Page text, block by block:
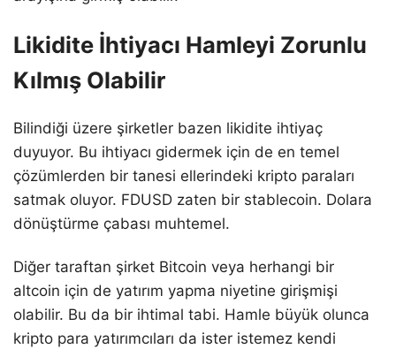
Likidite İhtiyacı Hamleyi Zorunlu
Kılmış Olabilir
Bilindiği üzere şirketler bazen likidite ihtiyaç
duyuyor. Bu ihtiyacı gidermek için de en temel
çözümlerden bir tanesi ellerindeki kripto paraları
satmak oluyor. FDUSD zaten bir stablecoin. Dolara
dönüştürme çabası muhtemel.
Diğer taraftan şirket Bitcoin veya herhangi bir
altcoin için de yatırım yapma niyetine girişmişi
olabilir. Bu da bir ihtimal tabi. Hamle büyük olunca
kripto para yatırımcıları da ister istemez kendi